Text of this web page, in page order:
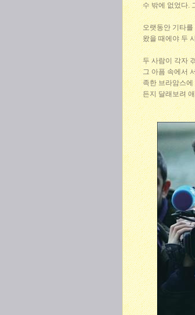
수 밖에 없었다.
오랫동안 기타
왔을 때에야 두
두 사람이 각자
그 아픔 속에서
족한 브라암스
든지 달래보려